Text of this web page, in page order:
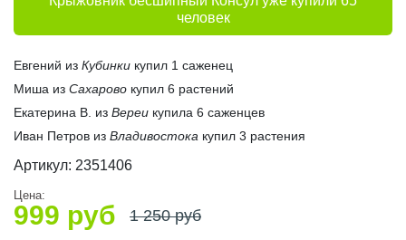
человек
Евгений из Кубинки купил 1 саженец
Миша из Сахарово купил 6 растений
Екатерина В. из Вереи купила 6 саженцев
Иван Петров из Владивостока купил 3 растения
Артикул: 2351406
Цена:
999 руб 1 250руб